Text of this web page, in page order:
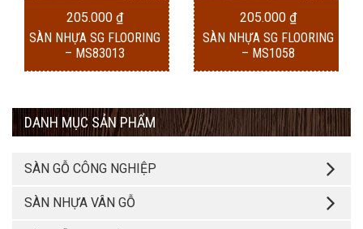
205.000 ₫
SÀN NHỰA SG FLOORING
– MS83013
205.000 ₫
SÀN NHỰA SG FLOORING
– MS1058
DANH MỤC SẢN PHẨM
SÀN GỖ CÔNG NGHIỆP
SÀN NHỰA VÂN GỖ